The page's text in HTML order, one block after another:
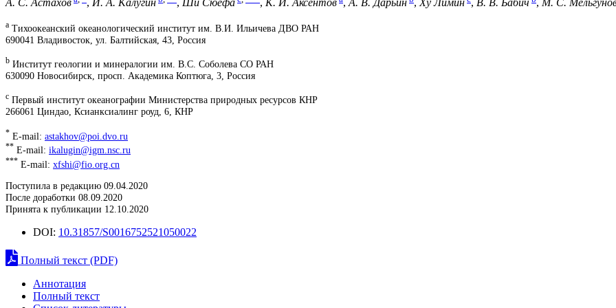
А. С. Астахов , И. А. Калугин , Ши Сюефа , К. И. Аксентов , А. В. Дарьин , Ху Лимин , В. В. Бабич , М. С.
a Тихоокеанский океанологический институт им. В.И. Ильичева ДВО РАН
690041 Владивосток, ул. Балтийская, 43, Россия
b Институт геологии и минералогии им. В.С. Соболева СО РАН
630090 Новосибирск, просп. Академика Коптюга, 3, Россия
c Первый институт океанографии Министерства природных ресурсов КНР
266061 Циндао, Ксианксиалинг роуд, 6, КНР
* E-mail: astakhov@poi.dvo.ru
** E-mail: ikalugin@igm.nsc.ru
*** E-mail: xfshi@fio.org.cn
Поступила в редакцию 09.04.2020
После доработки 08.09.2020
Принята к публикации 12.10.2020
DOI: 10.31857/S0016752521050022
Полный текст (PDF)
Аннотация
Полный текст